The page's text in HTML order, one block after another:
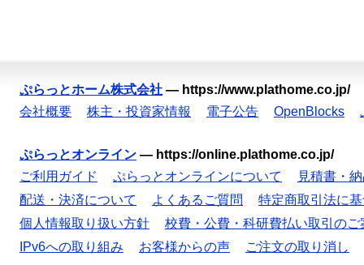
ぷらっとホーム株式会社 — https://www.plathome.co.jp/
会社概要
株主・投資家情報 電子公告 OpenBlocks
ぷらっとオンライン — https://online.plathome.co.jp/
ご利用ガイド
ぷらっとオンラインについて
見積書・
配送・決済について
よくあるご質問
特定商取引法に
個人情報取り扱い方針
校費・公費・科研費払い取引のご
IPv6への取り組み
お客様からの声 ご注文の取り消し